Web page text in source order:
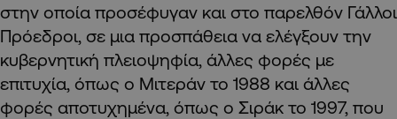
στην οποία προσέφυγαν και στο παρελθόν Γάλλοι
Πρόεδροι, σε μια προσπάθεια να ελέγξουν την
κυβερνητική πλειοψηφία, άλλες φορές με
επιτυχία, όπως ο Μιτεράν το 1988 και άλλες
φορές αποτυχημένα, όπως ο Σιράκ το 1997, που